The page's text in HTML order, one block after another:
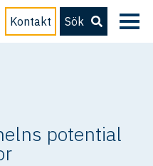
Kontakt Sök
potential